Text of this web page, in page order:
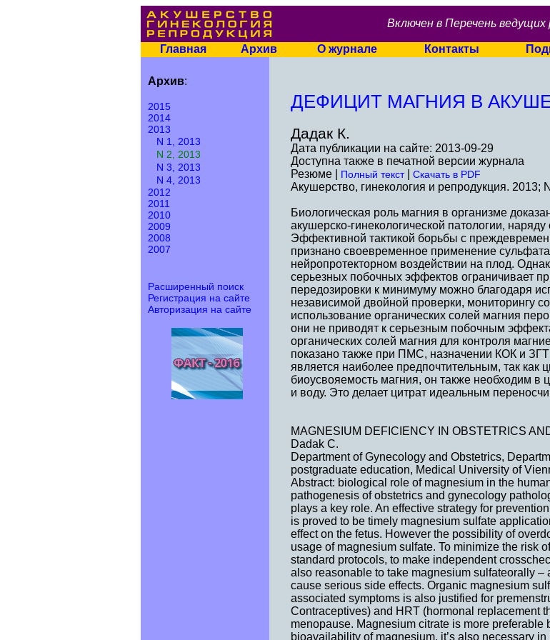
Включен в Перечень
Главная Архив О журнале Контакты
Архив:
2015
2014
2013
N 1, 2013
N 2, 2013
N 3, 2013
N 4, 2013
2012
2011
2010
2009
2008
2007
Расширенный поиск
Регистрация на сайте
Авторизация на сайте
ДЕФИЦИТ МАГНИЯ В
Дадак К.
Дата публикации на сайте: 2013-09-29
Доступна также в печатной версии журнала
Резюме | Полный текст| Скачать в PDF
Акушерство, гинекология и репродукция. 2013;
Биологическая роль магния в организме
акушерско-гинекологической патологии,
Эффективной тактикой борьбы с
признано своевременное применение
нейропротекторном воздействии на плод.
серьезных побочных эффектов ограничивает
передозировки к минимуму можно благодаря
независимой двойной проверки, мониторингу
использование органических солей магния
они не приводят к серьезным побочным
органических солей магния для контроля
показано также при ПМС, назначении КОК и
является наиболее предпочтительным, так как
биоусвояемость магния, он также необходим в
и воду. Это делает цитрат идеальным
MAGNESIUM DEFICIENCY IN OBSTETRICS
Dadak C.
Department of Gynecology and Obstetrics,
postgraduate education, Medical University of
Abstract: biological role of magnesium in the
pathogenesis of obstetrics and gynecology
plays a key role. An effective strategy for
is proved to be timely magnesium sulfate
effect on the fetus. However the possibility of
usage of magnesium sulfate. To minimize the risk
standard protocols, to make independent
also reasonable to take magnesium sulfateorally –
cause serious side effects. Organic magnesium
associated symptoms is also justified for
Contraceptives) and HRT (hormonal replacement
menopause. Magnesium citrate is more
bioavailability of magnesium, it’s also necessary